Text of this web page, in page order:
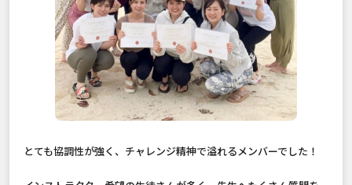
とても協調性が強く、チャレンジ精神で溢れるメンバーでした！